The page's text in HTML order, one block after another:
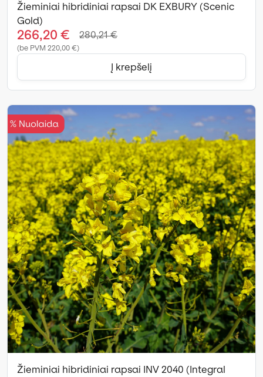
Žieminiai hibridiniai rapsai DK EXBURY (Scenic
Gold)
266,20 € 280,21 €
(be PVM 220,00 €)
Į krepšelį
Žieminiai hibridiniai rapsai INV 2040 (Integral